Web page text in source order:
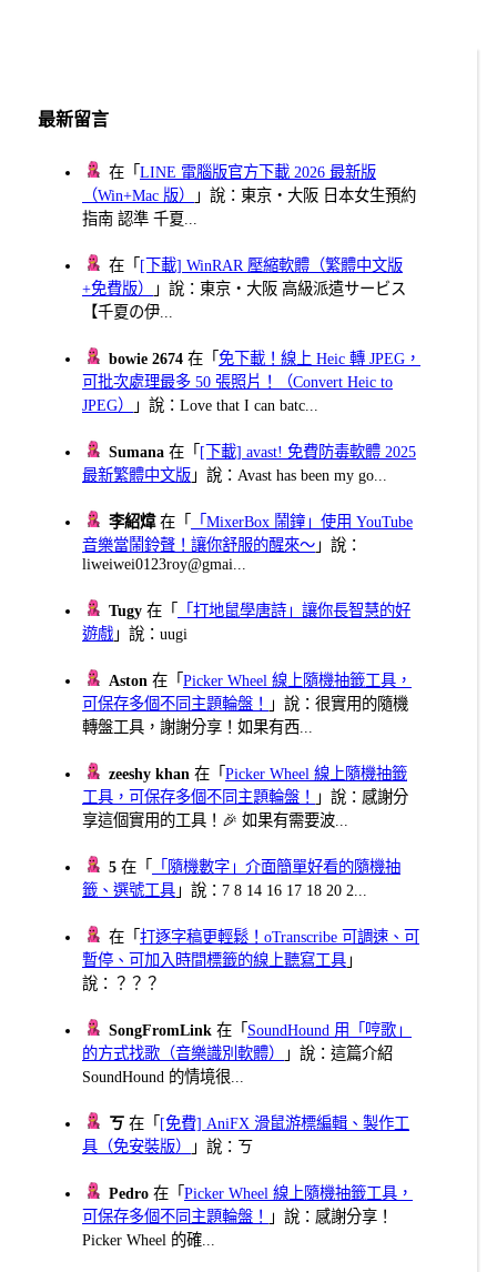
最新留言
在「LINE 電腦版官方下載 2026 最新版
（Win+Mac 版）
」說：東京・大阪 日本女生預約
指南 認準 千夏...
在「 [下載] WinRAR 壓縮軟體（繁體中文版
+免費版）
」說：東京・大阪 高級派遣サービス
【千夏の伊...
bowie 2674 在「免下載！線上 Heic 轉 JPEG，
可批次處理最多 50 張照片！（Convert Heic to
JPEG）
」說：Love that I can batc...
Sumana 在「 [下載] avast! 免費防毒軟體 2025
最新繁體中文版 」說：Avast has been my go...
李紹煒在「
「MixerBox 鬧鐘」使用 YouTube
音樂當鬧鈴聲！讓你舒服的醒來～ 」說：
liweiwei0123roy@gmai...
Tugy 在「
「打地鼠學唐詩」讓你長智慧的好
遊戲 」說：uugi
Aston 在「Picker Wheel 線上隨機抽籤工具，
可保存多個不同主題輪盤！
」說：很實用的隨機
轉盤工具，謝謝分享！如果有西...
zeeshy khan 在「Picker Wheel 線上隨機抽籤
工具，可保存多個不同主題輪盤！
」說：感謝分
享這個實用的工具！🎉 如果有需要波...
5 在「
「隨機數字」介面簡單好看的隨機抽
籤、選號工具 」說：7 8 14 16 17 18 20 2...
在「打逐字稿更輕鬆！oTranscribe 可調速、可
暫停、可加入時間標籤的線上聽寫工具 」
說：？？？
SongFromLink 在「 SoundHound 用「哼歌」
的方式找歌（音樂識別軟體）
」說：這篇介紹
SoundHound 的情境很...
ㄎ 在「 [免費] AniFX 滑鼠游標編輯、製作工
具（免安裝版）
」說：ㄎ
Pedro 在「Picker Wheel 線上隨機抽籤工具，
可保存多個不同主題輪盤！
」說：感謝分享！
Picker Wheel 的確...